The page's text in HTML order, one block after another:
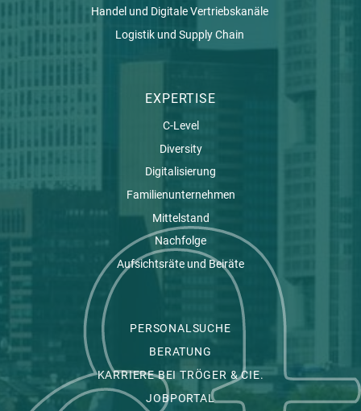
Handel und Digitale Vertriebskanäle
Logistik und Supply Chain
EXPERTISE
C-Level
Diversity
Digitalisierung
Familienunternehmen
Mittelstand
Nachfolge
Aufsichtsräte und Beiräte
PERSONALSUCHE
BERATUNG
KARRIERE BEI TRÖGER & CIE.
JOBPORTAL